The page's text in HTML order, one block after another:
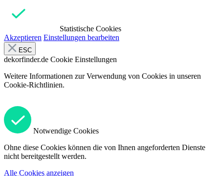
Statistische Cookies
Akzeptieren Einstellungen bearbeiten
ESC
dekorfinder.de Cookie Einstellungen
Weitere Informationen zur Verwendung von Cookies in unseren
Cookie-Richtlinien.
Notwendige Cookies
Ohne diese Cookies können die von Ihnen angeforderten Dienste
nicht bereitgestellt werden.
Alle Cookies anzeigen